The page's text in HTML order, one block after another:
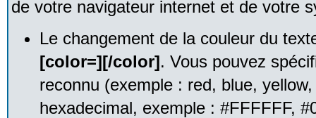
de votre navigateur internet et de votre
Le changement de la couleur du
[color=][/color]. Vous pouvez
reconnu (exemple : red, blue,
hexadecimal, exemple : #FFFFFF,